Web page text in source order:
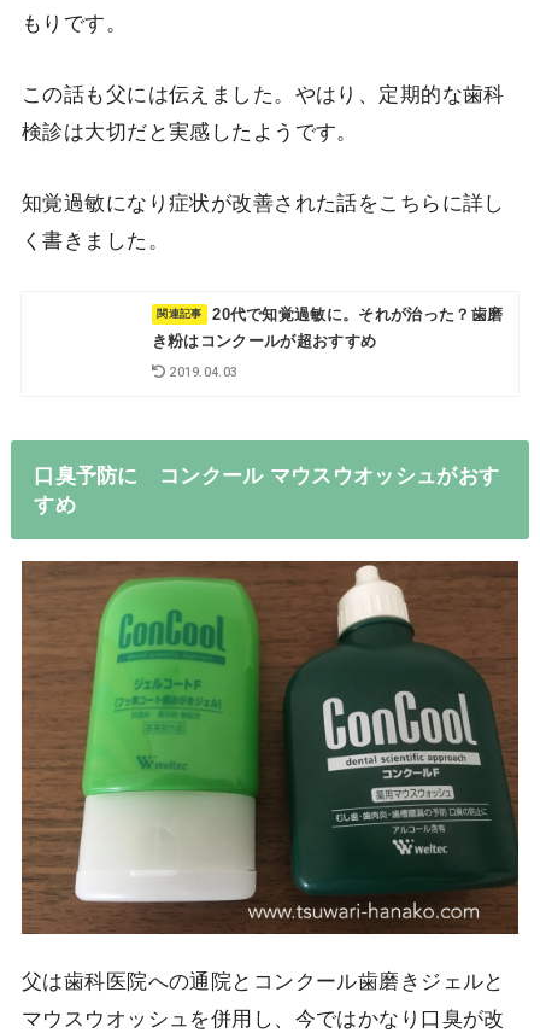
もりです。
この話も父には伝えました。やはり、定期的な歯科
検診は大切だと実感したようです。
知覚過敏になり症状が改善された話をこちらに詳し
く書きました。
20代で知覚過敏に。それが治った？歯磨
き粉はコンクールが超おすすめ
2019.04.03
口臭予防に コンクール マウスウオッシュがおす
すめ
父は歯科医院への通院とコンクール歯磨きジェルと
マウスウオッシュを併用し、今ではかなり口臭が改